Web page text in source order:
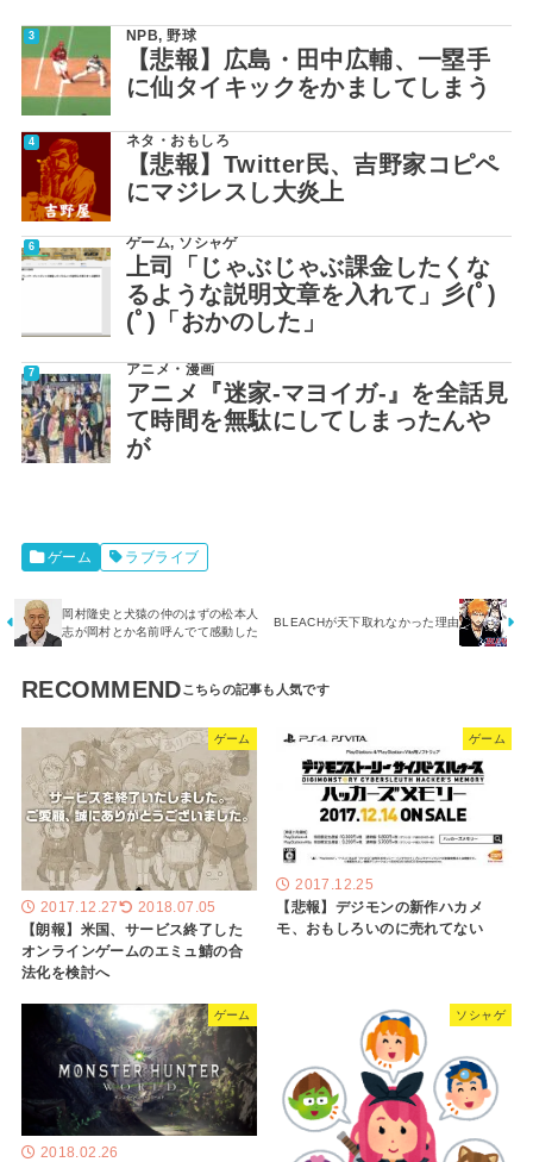
NPB,野球
【悲報】広島・田中広輔、一塁手
に仙タイキックをかましてしまう
ネタ・おもしろ
【悲報】Twitter民、吉野家コピペ
にマジレスし大炎上
ゲーム, ソシャゲ
上司「じゃぶじゃぶ課金したくな
るような説明文章を入れて」彡(ﾟ)
(ﾟ)「おかのした」
アニメ・漫画
アニメ『迷家-マヨイガ-』を全話見
て時間を無駄にしてしまったんや
が
ゲーム ラブライブ
岡村隆史と犬猿の仲のはずの松本人
志が岡村とか名前呼んでて感動した
BLEACHが天下取れなかった理由
RECOMMEND
ゲーム
2017.12.27 2018.07.05
【朗報】米国、サービス終了した
オンラインゲームのエミュ鯖の合
法化を検討へ
ゲーム
2017.12.25
【悲報】デジモンの新作ハカメ
モ、おもしろいのに売れてない
ゲーム
2018.02.26
ソシャゲ